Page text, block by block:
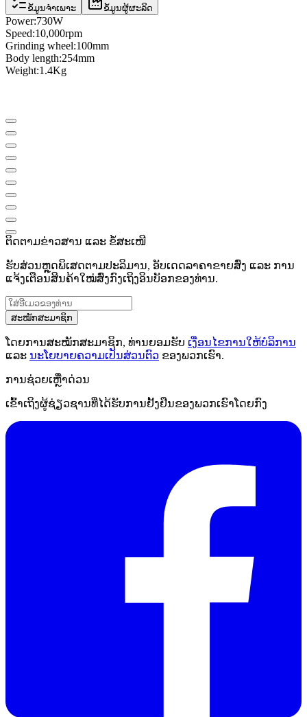
ຂໍ້ມູນຈຳເພາະ ຂໍ້ມູນຜູ້ຜະລິດ
Power:730W
Speed​​:10,000rpm
Grinding wheel:100mm
Body length:254mm
Weight:1.4Kg
ຕິດຕາມຂ່າວສານ ແລະ ຂໍ້ສະເໜີ
ຮັບສ່ວນຫຼຸດພິເສດຕາມປະລິມານ, ອັບເດດລາຄາຂາຍສົ່ງ ແລະ ການ
ແຈ້ງເຕືອນສິນຄ້າໃໝ່ສົ່ງກົງເຖິງອິນບັອກຂອງທ່ານ.
ສະໝັກສະມາຊິກ
ໂດຍການສະໝັກສະມາຊິກ, ທ່ານຍອມຮັບ ເງື່ອນໄຂການໃຫ້ບໍລິການ
ແລະ ນະໂຍບາຍຄວາມເປັນສ່ວນຕົວ ຂອງພວກເຮົາ.
ການຊ່ວຍເຫຼືໍາດ່ວນ
ເຂົ້າເຖິງຜູ້ຊ່ຽວຊານທີ່ໄດ້ຮັບການຢັ້ງຢືນຂອງພວກເຮົາໂດຍກົງ